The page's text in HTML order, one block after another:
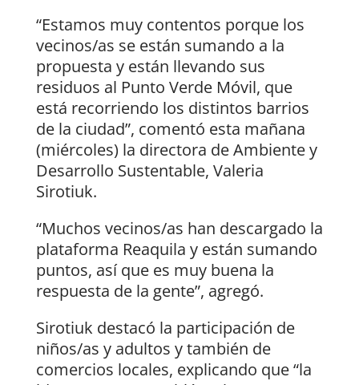
“Estamos muy contentos porque los
vecinos/as se están sumando a la
propuesta y están llevando sus
residuos al Punto Verde Móvil, que
está recorriendo los distintos barrios
de la ciudad”, comentó esta mañana
(miércoles) la directora de Ambiente y
Desarrollo Sustentable, Valeria
Sirotiuk.
“Muchos vecinos/as han descargado la
plataforma Reaquila y están sumando
puntos, así que es muy buena la
respuesta de la gente”, agregó.
Sirotiuk destacó la participación de
niños/as y adultos y también de
comercios locales, explicando que “la